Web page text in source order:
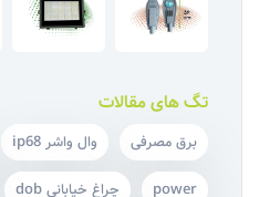
تگ های مقالات
برق مصرفی وال واشر ip68
power چراغ خیابانی dob